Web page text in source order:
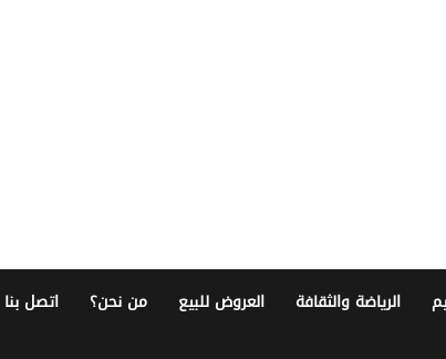
الرياضة والثقافة العروض للبيع من نحن؟ اتصل بنا